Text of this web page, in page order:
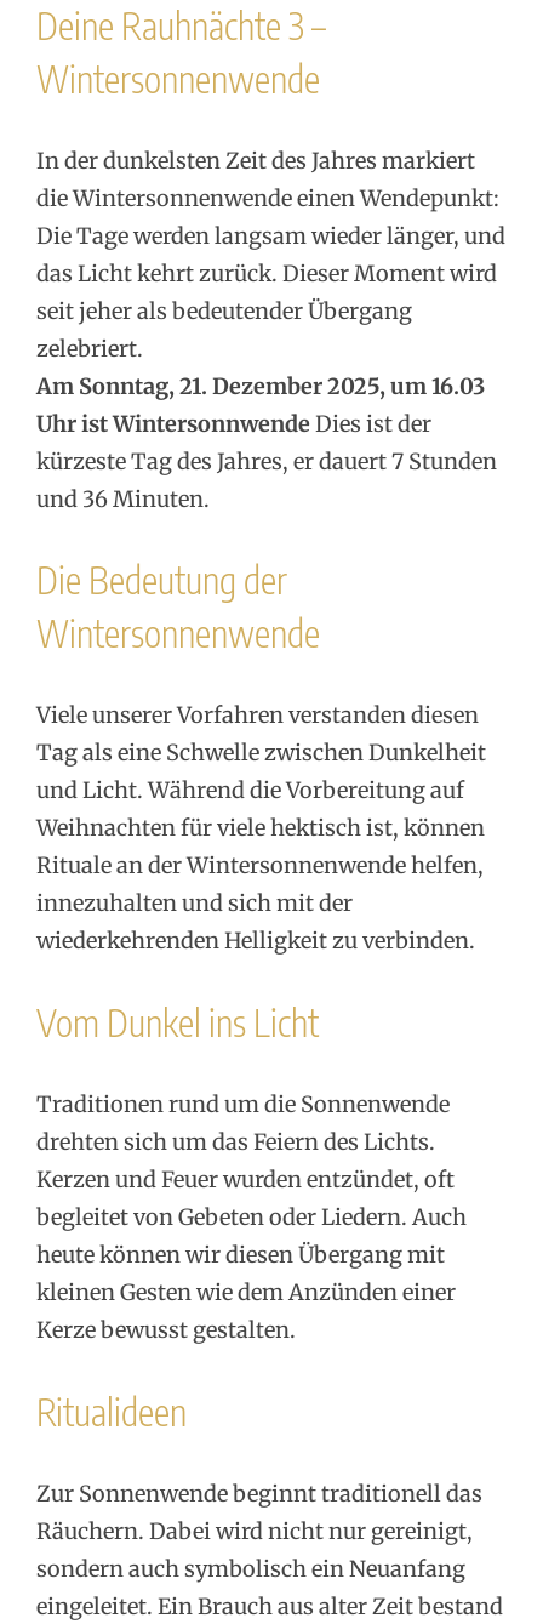
Deine Rauhnächte 3 –
Wintersonnenwende
In der dunkelsten Zeit des Jahres markiert
die Wintersonnenwende einen Wendepunkt:
Die Tage werden langsam wieder länger, und
das Licht kehrt zurück. Dieser Moment wird
seit jeher als bedeutender Übergang
zelebriert.
Am Sonntag, 21. Dezember 2025, um 16.03
Uhr ist WintersonnwendeDies ist der
kürzeste Tag des Jahres, er dauert 7 Stunden
und 36 Minuten.
Die Bedeutung der
Wintersonnenwende
Viele unserer Vorfahren verstanden diesen
Tag als eine Schwelle zwischen Dunkelheit
und Licht. Während die Vorbereitung auf
Weihnachten für viele hektisch ist, können
Rituale an der Wintersonnenwende helfen,
innezuhalten und sich mit der
wiederkehrenden Helligkeit zu verbinden.
Vom Dunkel ins Licht
Traditionen rund um die Sonnenwende
drehten sich um das Feiern des Lichts.
Kerzen und Feuer wurden entzündet, oft
begleitet von Gebeten oder Liedern. Auch
heute können wir diesen Übergang mit
kleinen Gesten wie dem Anzünden einer
Kerze bewusst gestalten.
Ritualideen
Zur Sonnenwende beginnt traditionell das
Räuchern. Dabei wird nicht nur gereinigt,
sondern auch symbolisch ein Neuanfang
eingeleitet. Ein Brauch aus alter Zeit bestand